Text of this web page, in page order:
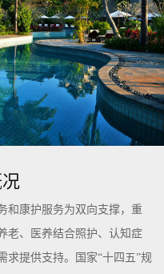
和康护服务为双向支撑，重
老、医养结合照护、认知症
求提供支持。国家“十四五”规